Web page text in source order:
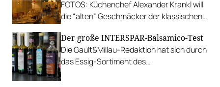
FOTOS: Küchenchef Alexander Krankl will
die “alten“ Geschmäcker der klassischen
bringen.
Der große INTERSPAR-Balsamico-Test
Die Gault&Millau-Redaktion hat sich durch
das Essig-Sortiment des